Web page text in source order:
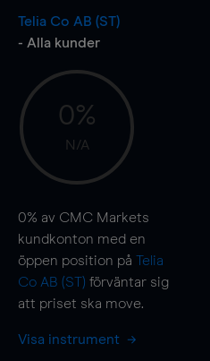
Telia Co AB (ST)
- Alla kunder
0%
N/A
0% av CMC Markets
kundkonton med en
öppen position på Telia
Co AB (ST) förväntar sig
att priset ska move.
Visa instrument